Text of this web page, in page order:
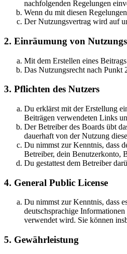
nachfolgenden Regelungen
Wenn du mit diesen
Der Nutzungsvertrag wird auf
2. Einräumung von
Mit dem Erstellen eines
Das Nutzungsrecht nach Punkt
3. Pflichten des Nutzers
Du erklärst mit der Erstellung
Beiträgen verwendeten Links
Der Betreiber des Boards übt
dauerhaft von der Nutzung
Du nimmst zur Kenntnis, dass
Betreiber, dein Benutzerkonto,
Du gestattest dem Betreiber
4. General Public License
Du nimmst zur Kenntnis, dass
deutschsprachige
verwendet wird. Sie können
5. Gewährleistung